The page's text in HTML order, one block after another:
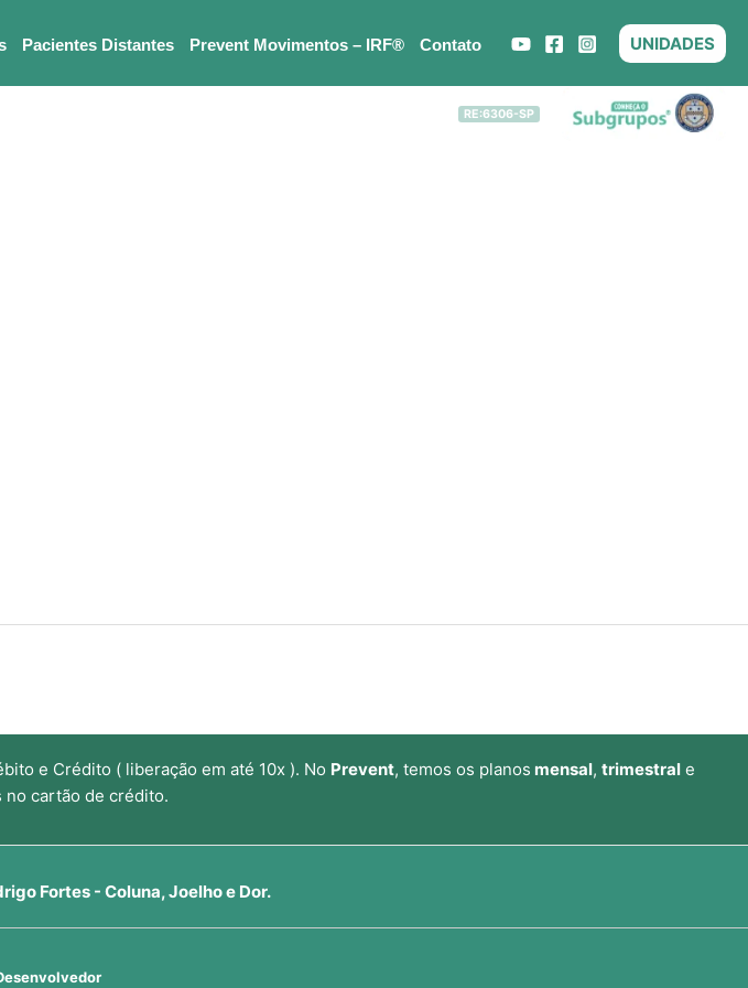
Pacientes Distantes Prevent Movimentos – IRF® Contato UNIDADES
RE:6306-SP
e Crédito ( liberação em até 10x ). No Prevent, temos os planos mensal, trimestrale
no cartão de crédito.
Fortes - Coluna, Joelho e Dor.